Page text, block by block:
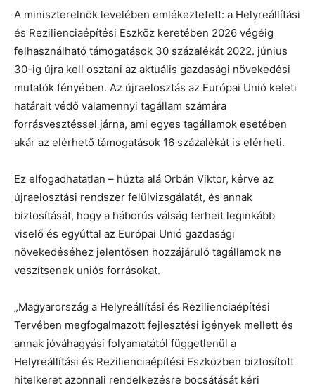
A miniszterelnök levelében emlékeztetett: a Helyreállítási
és Rezilienciaépítési Eszköz keretében 2026 végéig
felhasználható támogatások 30 százalékát 2022. június
30-ig újra kell osztani az aktuális gazdasági növekedési
mutatók fényében. Az újraelosztás az Európai Unió keleti
határait védő valamennyi tagállam számára
forrásvesztéssel járna, ami egyes tagállamok esetében
akár az elérhető támogatások 16 százalékát is elérheti.
Ez elfogadhatatlan – húzta alá Orbán Viktor, kérve az
újraelosztási rendszer felülvizsgálatát, és annak
biztosítását, hogy a háborús válság terheit leginkább
viselő és egyúttal az Európai Unió gazdasági
növekedéséhez jelentősen hozzájáruló tagállamok ne
veszítsenek uniós forrásokat.
„Magyarország a Helyreállítási és Rezilienciaépítési
Tervében megfogalmazott fejlesztési igények mellett és
annak jóváhagyási folyamatától függetlenül a
Helyreállítási és Rezilienciaépítési Eszközben biztosított
hitelkeret azonnali rendelkezésre bocsátását kéri